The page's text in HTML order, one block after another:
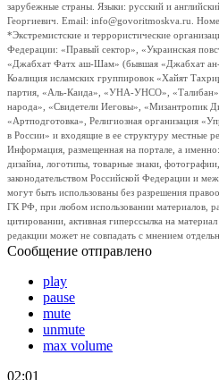
зарубежные страны. Языки: русский и
Георгиевич. Email: info@govoritmoskva.ru.
*Экстремистские и террористические
Федерации: «Правый сектор», «Украинская
«Джабхат Фатх аш-Шам» (бывшая «Джабхат
Коалиция исламских группировок «Хайят
партия, «Аль-Каида», «УНА-УНСО»,
народа», «Свидетели Иеговы», «Мизантропик
«Артподготовка», Религиозная организация
в России» и входящие в ее структуру местные
Информация, размещенная на портале, а
дизайна, логотипы, товарные знаки,
законодательством Российской Федерации и
могут быть использованы без разрешения
ГК РФ, при любом использовании материалов,
цитировании, активная гиперссылка на
редакции может не совпадать с мнением
Сообщение отправлено
play
pause
mute
unmute
max volume
02:01